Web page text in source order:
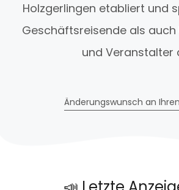
Holzgerlingen etabliert und
Geschäftsreisende als
und Veranstalter
Änderungswunsch an